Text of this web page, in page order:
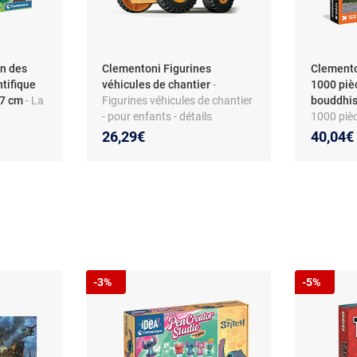
des
cm- La
pour
Clementoni Figurines
véhicules de chantier-
Figurines véhicules de chantier
- pour enfants - détails
réalistes - dès 8 ans
26,29€
1000
1000
-
40,04€
-3% -5%